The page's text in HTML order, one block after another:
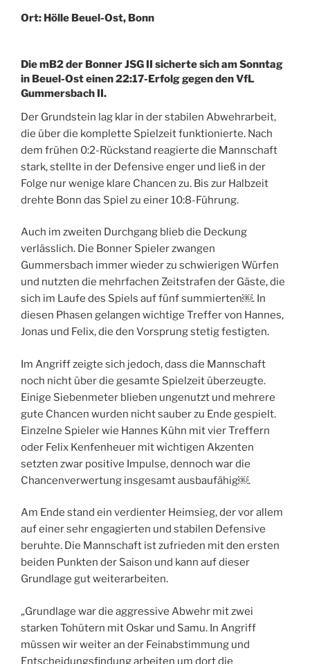
Ort: Hölle Beuel-Ost, Bonn
Die mB2 der Bonner JSG II sicherte sich am Sonntag
in Beuel-Ost einen 22:17-Erfolg gegen den VfL
Gummersbach II.
Der Grundstein lag klar in der stabilen Abwehrarbeit,
die über die komplette Spielzeit funktionierte. Nach
dem frühen 0:2-Rückstand reagierte die Mannschaft
stark, stellte in der Defensive enger und ließ in der
Folge nur wenige klare Chancen zu. Bis zur Halbzeit
drehte Bonn das Spiel zu einer 10:8-Führung.
Auch im zweiten Durchgang blieb die Deckung
verlässlich. Die Bonner Spieler zwangen
Gummersbach immer wieder zu schwierigen Würfen
und nutzten die mehrfachen Zeitstrafen der Gäste, die
sich im Laufe des Spiels auf fünf summierten￼. In
diesen Phasen gelangen wichtige Treffer von Hannes,
Jonas und Felix, die den Vorsprung stetig festigten.
Im Angriff zeigte sich jedoch, dass die Mannschaft
noch nicht über die gesamte Spielzeit überzeugte.
Einige Siebenmeter blieben ungenutzt und mehrere
gute Chancen wurden nicht sauber zu Ende gespielt.
Einzelne Spieler wie Hannes Kühn mit vier Treffern
oder Felix Kenfenheuer mit wichtigen Akzenten
setzten zwar positive Impulse, dennoch war die
Chancenverwertung insgesamt ausbaufähig￼.
Am Ende stand ein verdienter Heimsieg, der vor allem
auf einer sehr engagierten und stabilen Defensive
beruhte. Die Mannschaft ist zufrieden mit den ersten
beiden Punkten der Saison und kann auf dieser
Grundlage gut weiterarbeiten.
„Grundlage war die aggressive Abwehr mit zwei
starken Tohütern mit Oskar und Samu. In Angriff
müssen wir weiter an der Feinabstimmung und
Entscheidungsfindung arbeiten um dort die